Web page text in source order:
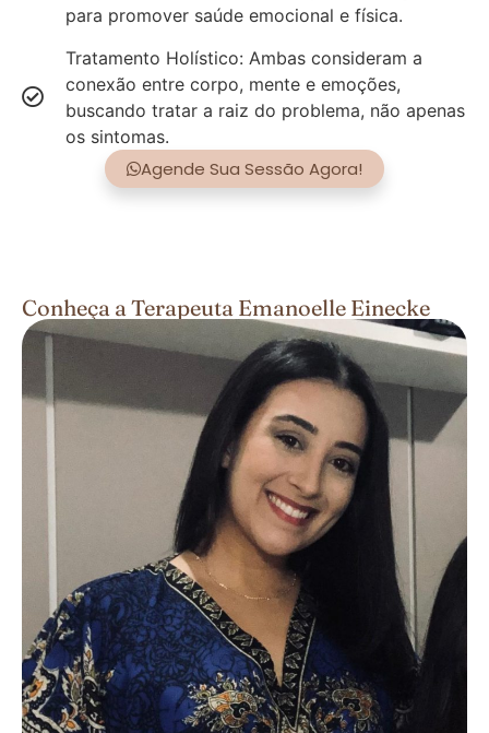
para promover saúde emocional e física.
Tratamento Holístico: Ambas consideram a
conexão entre corpo, mente e emoções,
buscando tratar a raiz do problema, não apenas
os sintomas.
Agende Sua Sessão Agora!
Conheça a Terapeuta Emanoelle Einecke